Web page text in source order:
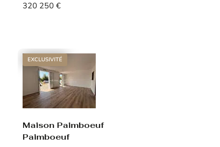
320 250 €
EXCLUSIVITÉ
Maison Paimboeuf
Paimboeuf